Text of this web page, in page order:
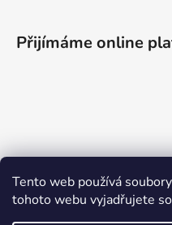
Tento web používá
tohoto webu vyjadřujete
Přijímáme online
ZBOŽÍ.CZ